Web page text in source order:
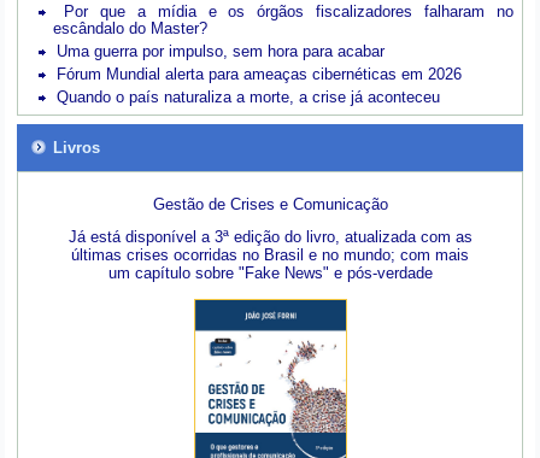
Por que a mídia e os órgãos fiscalizadores falharam no
escândalo do Master?
Uma guerra por impulso, sem hora para acabar
Fórum Mundial alerta para ameaças cibernéticas em 2026
Quando o país naturaliza a morte, a crise já aconteceu
Livros
Gestão de Crises e Comunicação
Já está disponível a 3ª edição do livro, atualizada com as
últimas crises ocorridas no Brasil e no mundo; com mais
um capítulo sobre "Fake News" e pós-verdade